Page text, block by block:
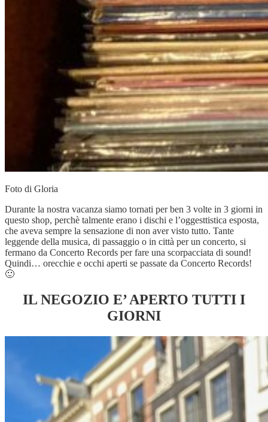
Foto di Gloria
Durante la nostra vacanza siamo tornati per ben 3 volte in 3 giorni in
questo shop, perchè talmente erano i dischi e l’oggesttistica esposta,
che aveva sempre la sensazione di non aver visto tutto. Tante
leggende della musica, di passaggio o in città per un concerto, si
fermano da Concerto Records per fare una scorpacciata di sound!
Quindi… orecchie e occhi aperti se passate da Concerto Records!
🙂
IL NEGOZIO E’ APERTO TUTTI I
GIORNI